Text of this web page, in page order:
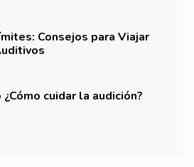
Consejos para Viajar
cuidar la audición?